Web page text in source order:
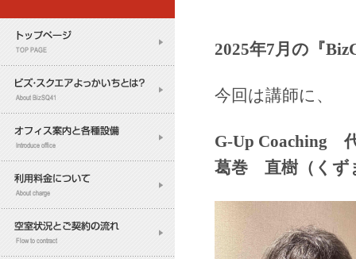
2025年7月の『
今回は講師に、
G-Up Coaching
葛巻 直樹（く